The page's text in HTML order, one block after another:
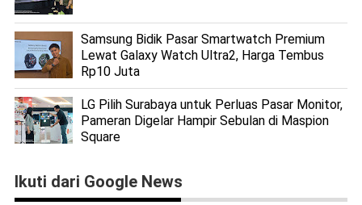
Samsung Bidik Pasar Smartwatch Premium
Lewat Galaxy Watch Ultra2, Harga Tembus
Rp10 Juta
LG Pilih Surabaya untuk Perluas Pasar Monitor,
Pameran Digelar Hampir Sebulan di Maspion
Square
Ikuti dari Google News